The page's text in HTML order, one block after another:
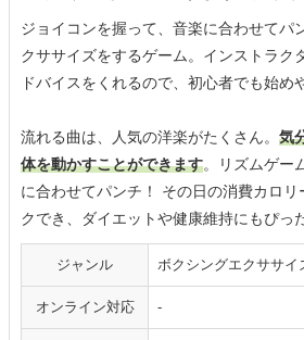
ジョイコンを握って、音楽に合わせてパ
クササイズをするゲーム。インストラク
ドバイスをくれるので、初心者でも始め
流れる曲は、人気の洋楽がたくさん。 気
体を動かすことができます。リズムゲー
に合わせてパンチ！ その日の消費カロ
クでき、ダイエットや健康維持にもぴっ
ジャンル ボクシングエクササイ
オンライン対応 -